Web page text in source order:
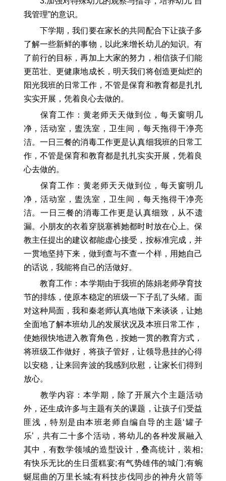
我管理”的意识。
下学期，我们要在家长的共同配合下让孩子多
了解一些新鲜的事物，以此来增长幼儿的知识。有
了前行的目标，再加上大家的努力，相信孩子们能
更茁壮、更健康地成长，明天我们将创造更灿烂的
阳光我班的日常工作，不管是保育和教育都是扎扎
实实开展，凭着良心去做的。
保育工作：黄老师天天做到位，每天窗明几
净，活动室，盥洗室，卫生间，每天拖得干净亮
洁。一日三餐的消毒工作更是认真细我班的日常工
作，不管是保育和教育都是扎扎实实开展，凭着良
心去做的。
保育工作：黄老师天天做到位，每天窗明几
净，活动室，盥洗室，卫生间，每天拖得干净亮
洁。一日三餐的消毒工作更是认真细致，从不遗
漏。小朋友的衣着穿脱塞裤她都时时放在心上。保
教主任提出的建议都能虚心接受，按标准完成，并
一贯地坚持下来，做到查与不查一个样，用她自己
的话说，我能将自己的活做好。
教育工作：本学期由于我班的陈娟老师孕育技
节的排练，使原本稳定的班级一下子乱了头绪。面
对这种局面，我和秦老师认真地做下来谈谈，让她
全面地了解本班幼儿的发展状况及本班日常工作，
使她很快地进入教育角色，按她一贯的教育方式，
将班级工作做好，将孩子管好，让领导悬挂的心得
以安稳，让来回奔波的我感到欣慰，让家长们得到
放心。
教学内容：本学期，除了开展六个主题活动
外，还生成许多与主题有关的课题，让孩子们受益
匪浅，特别是由本班老师自编自导的主题‘罐子
乐’，共有二十多个活动，将幼儿的各种发展融入
其中，有数学领域的造型设计，叠高统计，装相;
有快乐无比的生日蛋糕宴;有气势雄伟的城门;有蜿
蜒屈曲的万里长城;有科技步伐同步的神舟火箭等